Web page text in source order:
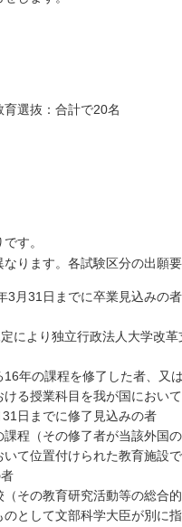
選抜：合計で20名
す。
ります。各試験区分の出願
3月31日までに卒業見込みの
により独立行政法人大学改
年の課程を修了した者、又
る授業科目を我が国におい
日までに修了見込みの者
程（その修了者が当該外国
て位置付けられた教育施設
その教育研究活動等の総合
として文部科学大臣が別に